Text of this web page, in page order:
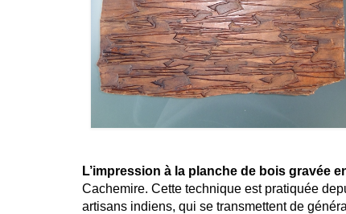
L’impression à la planche de bois gravée
Cachemire. Cette technique est pratiquée
artisans indiens, qui se transmettent de